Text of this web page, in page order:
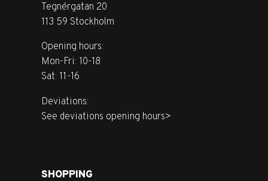
Tegnérgatan 20
113 59 Stockholm
Opening hours:
Mon-Fri: 10-18
Sat: 11-16
Deviations:
See deviations opening hours>
SHOPPING